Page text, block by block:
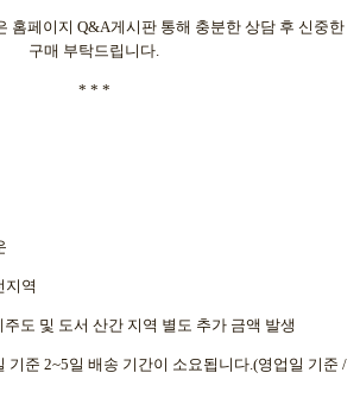
홈페이지 Q&A게시판 통해 충분한 상담 후 신중한
구매 부탁드립니다.
* * *
지역
주도 및 도서 산간 지역 별도 추가 금액 발생
기준 2~5일 배송 기간이 소요됩니다.(영업일 기준 /